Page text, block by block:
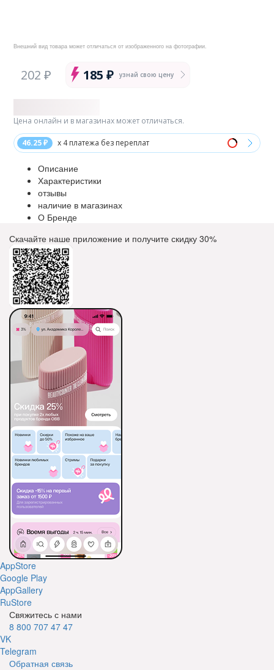
Внешний вид товара может отличаться от изображенного на фотографии.
202 ₽ 185 ₽ узнай свою цену
46.25 ₽ x 4 платежа без переплат
Цена онлайн и в магазинах может отличаться.
Описание
Характеристики
отзывы
наличие в магазинах
О Бренде
Скачайте наше приложение и получите скидку 30%
AppStore
Google Play
AppGallery
RuStore
Свяжитесь с нами
8 800 707 47 47
VK
Telegram
Обратная связь